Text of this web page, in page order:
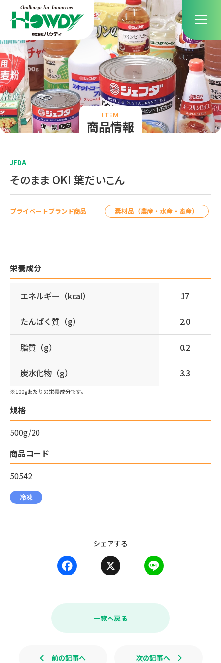
商品情報
ITEM
JFDA
そのまま OK! 葉だいこん
プライベートブランド商品 素材品（農産・水産・畜産）
栄養成分
エネルギー（kcal） 17
たんぱく質（g） 2.0
脂質（g） 0.2
炭水化物（g） 3.3
※100gあたりの栄養成分です。
規格
500g/20
商品コード
50542
冷凍
シェアする
a
e
k
i
e
一覧へ戻る
前の記事へ 次の記事へ